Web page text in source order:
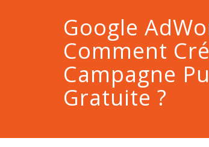
Google
Comment
Campagne
Gratuite ?